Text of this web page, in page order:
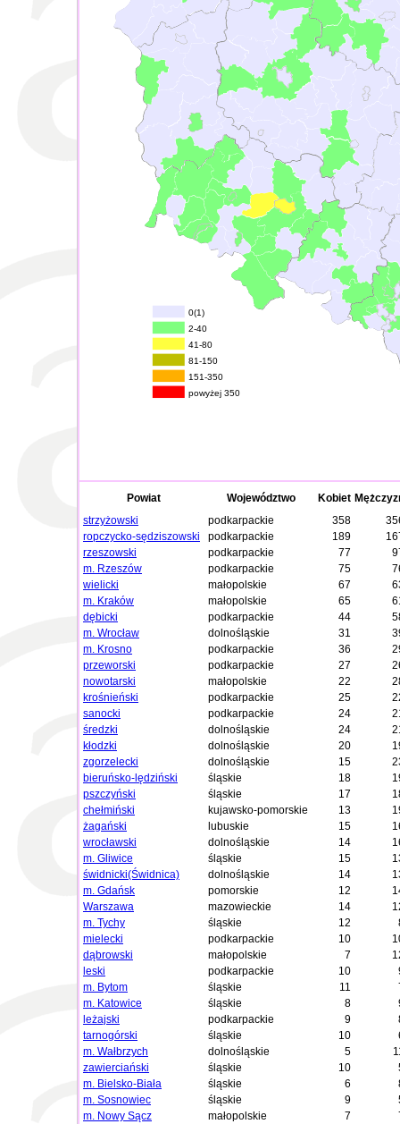
0(1)
2-40
41-80
81-150
151-350
powyżej 350
Powiat Województwo Kobiet
strzyżowski
podkarpackie 358
ropczycko-sędziszowski
podkarpackie 189
rzeszowski
podkarpackie 77
m. Rzeszów
podkarpackie 75
wielicki
małopolskie 67
m. Kraków
małopolskie 65
dębicki
podkarpackie 44
m. Wrocław
dolnośląskie 31
m. Krosno
podkarpackie 36
przeworski
podkarpackie 27
nowotarski
małopolskie 22
krośnieński
podkarpackie 25
sanocki
podkarpackie 24
średzki
dolnośląskie 24
kłodzki
dolnośląskie 20
zgorzelecki
dolnośląskie 15
bieruńsko-lędziński
śląskie 18
pszczyński
śląskie 17
chełmiński
kujawsko-pomorskie 13
żagański
lubuskie 15
wrocławski
dolnośląskie 14
m. Gliwice
śląskie 15
świdnicki(Świdnica)
dolnośląskie 14
m. Gdańsk
pomorskie 12
Warszawa
mazowieckie 14
m. Tychy
śląskie 12
mielecki
podkarpackie 10
dąbrowski
małopolskie 7
leski
podkarpackie 10
m. Bytom
śląskie 11
m. Katowice
śląskie 8
leżajski
podkarpackie 9
tarnogórski
śląskie 10
m. Wałbrzych
dolnośląskie 5
zawierciański
śląskie 10
m. Bielsko-Biała
śląskie 6
m. Sosnowiec
śląskie 9
m. Nowy Sącz
małopolskie 7